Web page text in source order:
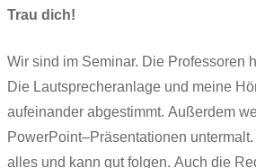
Trau dich!
Wir sind im Seminar. Die Professoren
Die Lautsprecheranlage und meine
aufeinander abgestimmt. Außerdem
PowerPoint–Präsentationen
alles und kann gut folgen. Auch die